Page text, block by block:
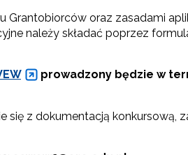
Grantobiorców oraz zasadami
należy składać poprzez
prowadzony będzie w
z dokumentacją konkursową,